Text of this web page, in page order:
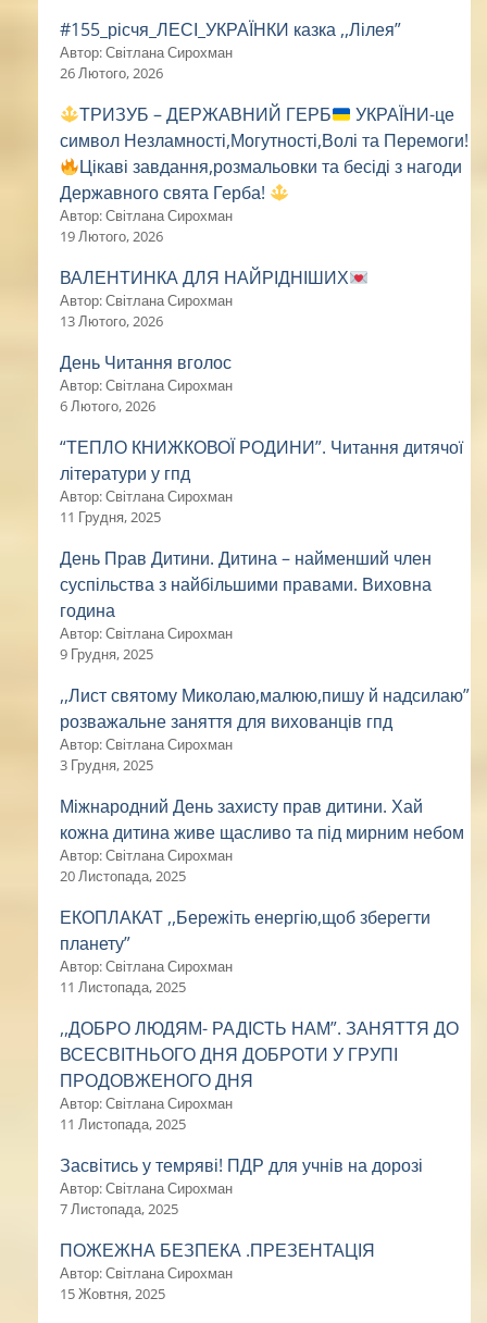
#155_рісчя_ЛЕСІ_УКРАЇНКИ казка ,,Лілея”
Автор: Світлана Сирохман
26 Лютого, 2026
ТРИЗУБ – ДЕРЖАВНИЙ ГЕРБ
УКРАЇНИ-це
символ Незламності,Могутності,Волі та Перемоги!
Цікаві завдання,розмальовки та бесіді з нагоди
Державного свята Герба!
Автор: Світлана Сирохман
19 Лютого, 2026
ВАЛЕНТИНКА ДЛЯ НАЙРІДНІШИХ
Автор: Світлана Сирохман
13 Лютого, 2026
День Читання вголос
Автор: Світлана Сирохман
6 Лютого, 2026
“ТЕПЛО КНИЖКОВОЇ РОДИНИ”. Читання дитячої
літератури у гпд
Автор: Світлана Сирохман
11 Грудня, 2025
День Прав Дитини. Дитина – найменший член
суспільства з найбільшими правами. Виховна
година
Автор: Світлана Сирохман
9 Грудня, 2025
,,Лист святому Миколаю,малюю,пишу й надсилаю”
розважальне заняття для вихованців гпд
Автор: Світлана Сирохман
3 Грудня, 2025
Міжнародний День захисту прав дитини. Хай
кожна дитина живе щасливо та під мирним небом
Автор: Світлана Сирохман
20 Листопада, 2025
ЕКОПЛАКАТ ,,Бережіть енергію,щоб зберегти
планету”
Автор: Світлана Сирохман
11 Листопада, 2025
,,ДОБРО ЛЮДЯМ- РАДІСТЬ НАМ”. ЗАНЯТТЯ ДО
ВСЕСВІТНЬОГО ДНЯ ДОБРОТИ У ГРУПІ
ПРОДОВЖЕНОГО ДНЯ
Автор: Світлана Сирохман
11 Листопада, 2025
Засвітись у темряві! ПДР для учнів на дорозі
Автор: Світлана Сирохман
7 Листопада, 2025
ПОЖЕЖНА БЕЗПЕКА .ПРЕЗЕНТАЦІЯ
Автор: Світлана Сирохман
15 Жовтня, 2025